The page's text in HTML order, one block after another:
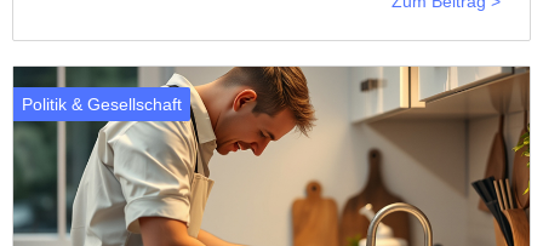
Politik & Gesellschaft